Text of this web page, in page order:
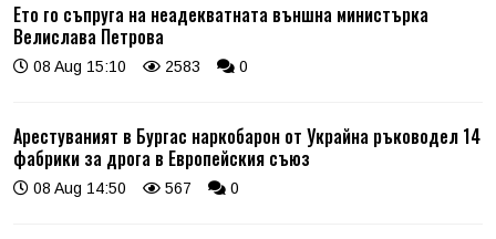
Ето го съпруга на неадекватната външна министърка
Велислава Петрова
08 Aug 15:10 2583 0
Арестуваният в Бургас наркобарон от Украйна ръководел 14
фабрики за дрога в Европейския съюз
08 Aug 14:50 567 0